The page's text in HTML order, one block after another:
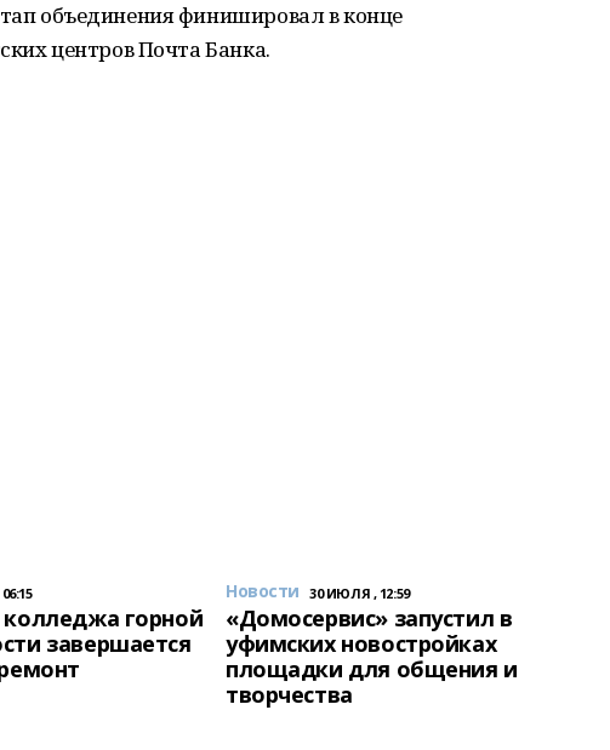
объединения финишировал в конце
центров Почта Банка.
горной
завершается
Новости 30 ИЮЛЯ , 12:59
«Домосервис» запустил в
уфимских новостройках
площадки для общения и
творчества